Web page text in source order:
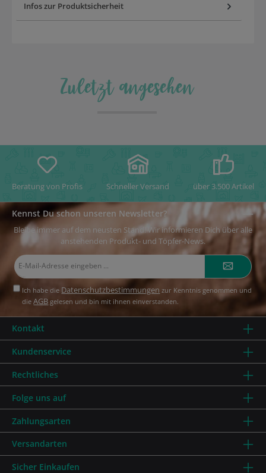
Infos zur Produktsicherheit
Zuletzt angesehen
Beratung von Profis Schneller Versand über 3.500 Artikel
Kennst Du schon unseren Newsletter?
Bleibe immer auf dem neusten Stand! Wir informieren Dich über alle
anstehenden Produkt- und Töpfer-News.
Ich habe die Datenschutzbestimmungen zur Kenntnis genommen und
dieAGB gelesen und bin mit ihnen einverstanden.
Kundenservice
Rechtliches
Kontakt
Zahlungsarten
Versandarten
Sicher Einkaufen
Folge uns auf